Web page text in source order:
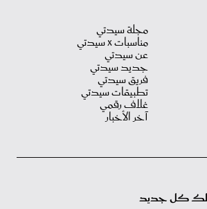
مجلة سيدتي
مناسبات X سيدتي
عن سيدتي
جديد سيدتي
فريق سيدتي
تطبيقات سيدتي
غلاف رقمي
آخر الأخبار
كل جديد